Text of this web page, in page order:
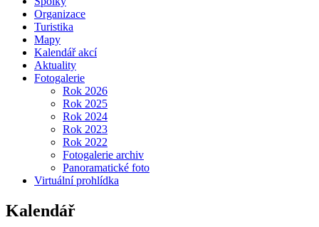
Organizace
Turistika
Mapy
Kalendář akcí
Aktuality
Fotogalerie
Rok 2026
Rok 2025
Rok 2024
Rok 2023
Rok 2022
Fotogalerie archiv
Panoramatické foto
Virtuální prohlídka
Kalendář